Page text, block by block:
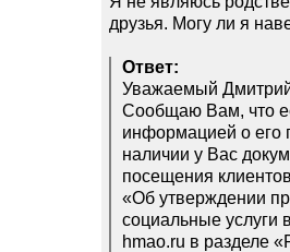
друзья. Могу ли я
Ответ:
Уважаемый
Сообщаю Вам, что
информацией о его
наличии у Вас
посещения
«Об утверждении
социальные услуги
hmao.ru в разделе